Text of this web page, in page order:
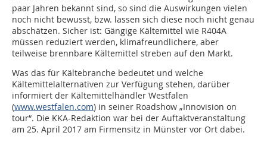
paar Jahren bekannt sind, so sind die Auswirkungen vielen
noch nicht bewusst, bzw. lassen sich diese noch nicht genau
abschätzen. Sicher ist: Gängige Kältemittel wie R404A
müssen reduziert werden, klimafreundlichere, aber
teilweise brennbare Kältemittel streben auf den Markt.
Was das für Kältebranche bedeutet und welche
Kältemittelalternativen zur Verfügung stehen, darüber
informiert der Kältemittelhändler Westfalen
(www.westfalen.com) in seiner Roadshow „Innovision on
tour“. Die KKA-Redaktion war bei der Auftaktveranstaltung
am 25. April 2017 am Firmensitz in Münster vor Ort dabei.